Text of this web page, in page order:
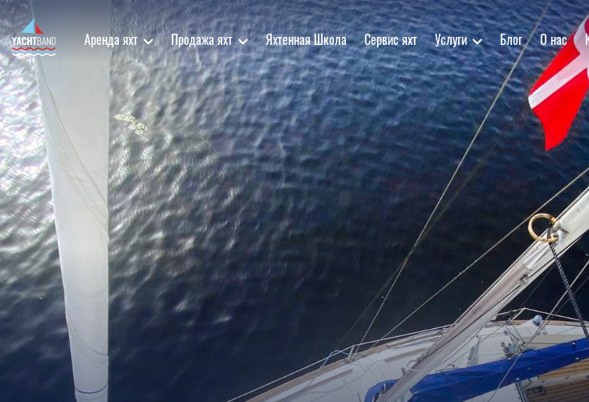
Аренда яхт Продажа яхт Яхтенная Школа Сервис яхт Услуги Блог О нас